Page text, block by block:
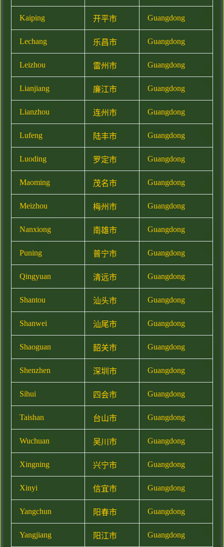
Kaiping 开平市 Guangdong
Lechang 乐昌市 Guangdong
Leizhou 雷州市 Guangdong
Lianjiang 廉江市 Guangdong
Lianzhou 连州市 Guangdong
Lufeng 陆丰市 Guangdong
Luoding 罗定市 Guangdong
Maoming 茂名市 Guangdong
Meizhou 梅州市 Guangdong
Nanxiong 南雄市 Guangdong
Puning 普宁市 Guangdong
Qingyuan 清远市 Guangdong
Shantou 汕头市 Guangdong
Shanwei 汕尾市 Guangdong
Shaoguan 韶关市 Guangdong
Shenzhen 深圳市 Guangdong
Sihui 四会市 Guangdong
Taishan 台山市 Guangdong
Wuchuan 吴川市 Guangdong
Xingning 兴宁市 Guangdong
Xinyi 信宜市 Guangdong
Yangchun 阳春市 Guangdong
Yangjiang 阳江市 Guangdong